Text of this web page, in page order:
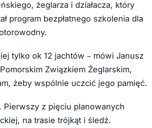
żeglarza i działacza, który
program bezpłatnego szkolenia dla
tylko ok 12 jachtów – mówi Janusz
Związkiem Żeglarskim,
żeby wspólnie uczcić jego pamięć.
Pierwszy z pięciu planowanych
na trasie trójkąt i śledź.